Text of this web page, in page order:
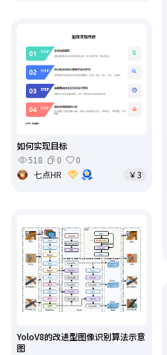
如何实现目标
518
0
0
七点HR
￥3
YoloV8的改进型图像识别算法示意
图